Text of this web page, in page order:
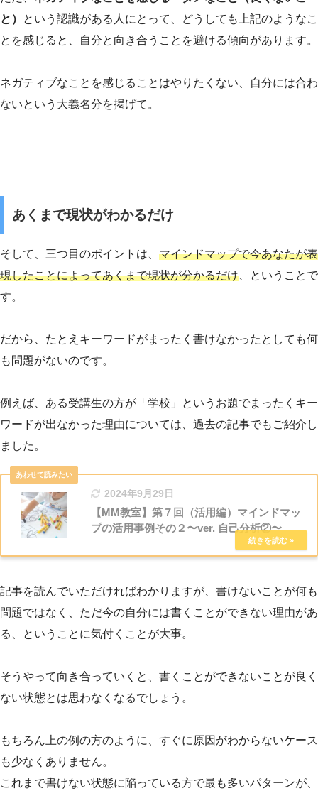
と）
という認識がある人にとって、どうしても上記のようなこ
とを感じると、自分と向き合うことを避ける傾向があります。
ネガティブなことを感じることはやりたくない、自分には合わ
ないという大義名分を掲げて。
あくまで現状がわかるだけ
そして、三つ目のポイントは、 マインドマップで今あなたが表
現したことによってあくまで現状が分かるだけ 、ということで
す。
だから、たとえキーワードがまったく書けなかったとしても何
も問題がないのです。
例えば、ある受講生の方が「学校」というお題でまったくキー
ワードが出なかった理由については、過去の記事でもご紹介し
ました。
2024年9月29日
【MM教室】第７回（活用編）マインドマッ
プの活用事例その２〜ver. 自己分析②〜
記事を読んでいただければわかりますが、書けないことが何も
問題ではなく、ただ今の自分には書くことができない理由があ
る、ということに気付くことが大事。
そうやって向き合っていくと、書くことができないことが良く
ない状態とは思わなくなるでしょう。
もちろん上の例の方のように、すぐに原因がわからないケース
も少なくありません。
これまで書けない状態に陥っている方で最も多いパターンが、